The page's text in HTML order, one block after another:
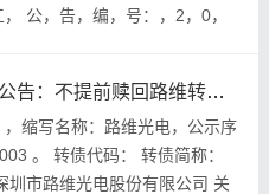
公，告，编，号：，2，0，
路维光电公告：不提前赎回路维转债，未来3个月内仍不行使权利
，缩写名称：路维光电，公示序
。 转债代码： 转债简称：
圳市路维光电股份有限公司 关